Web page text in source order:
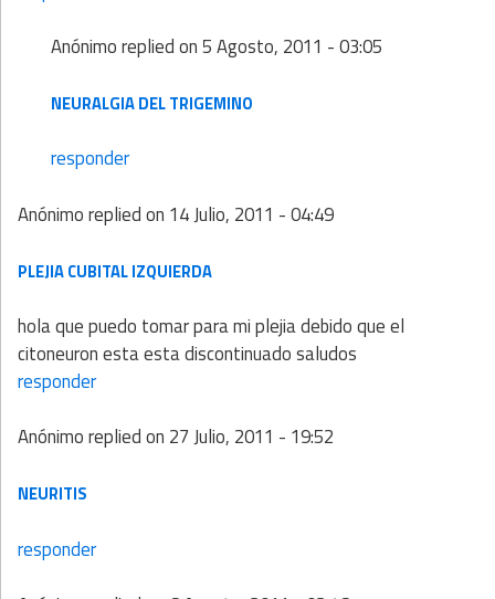
Anónimoreplied on5 Agosto, 2011 - 03:05
NEURALGIA DEL TRIGEMINO
responder
Anónimoreplied on 14 Julio, 2011 - 04:49
PLEJIA CUBITAL IZQUIERDA
hola que puedo tomar para mi plejia debido que el
citoneuron esta esta discontinuado saludos
responder
Anónimoreplied on 27 Julio, 2011 - 19:52
NEURITIS
responder